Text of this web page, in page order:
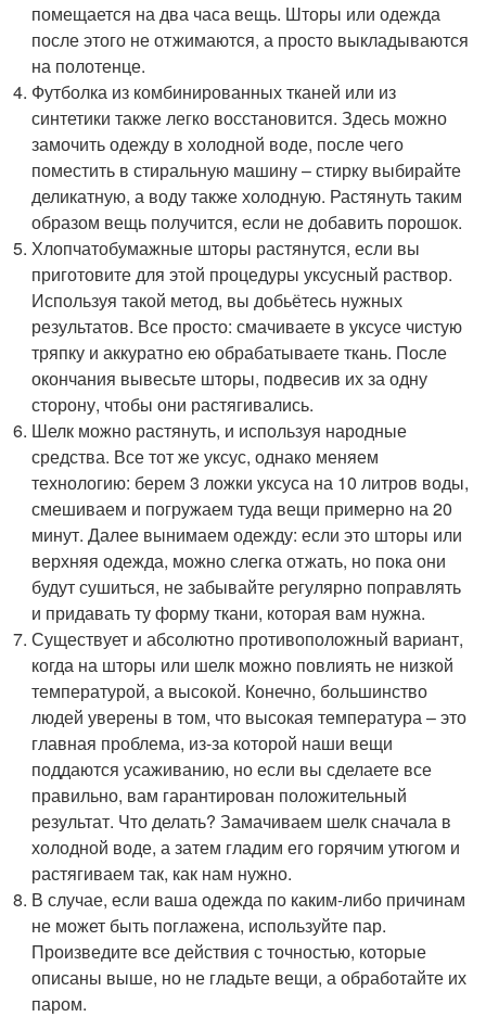
помещается на два часа вещь. Шторы или одежда
после этого не отжимаются, а просто выкладываются
на полотенце.
Футболка из комбинированных тканей или из
синтетики также легко восстановится. Здесь можно
замочить одежду в холодной воде, после чего
поместить в стиральную машину – стирку выбирайте
деликатную, а воду также холодную. Растянуть таким
образом вещь получится, если не добавить порошок.
Хлопчатобумажные шторы растянутся, если вы
приготовите для этой процедуры уксусный раствор.
Используя такой метод, вы добьётесь нужных
результатов. Все просто: смачиваете в уксусе чистую
тряпку и аккуратно ею обрабатываете ткань. После
окончания вывесьте шторы, подвесив их за одну
сторону, чтобы они растягивались.
Шелк можно растянуть, и используя народные
средства. Все тот же уксус, однако меняем
технологию: берем 3 ложки уксуса на 10 литров воды,
смешиваем и погружаем туда вещи примерно на 20
минут. Далее вынимаем одежду: если это шторы или
верхняя одежда, можно слегка отжать, но пока они
будут сушиться, не забывайте регулярно поправлять
и придавать ту форму ткани, которая вам нужна.
Существует и абсолютно противоположный вариант,
когда на шторы или шелк можно повлиять не низкой
температурой, а высокой. Конечно, большинство
людей уверены в том, что высокая температура – это
главная проблема, из-за которой наши вещи
поддаются усаживанию, но если вы сделаете все
правильно, вам гарантирован положительный
результат. Что делать? Замачиваем шелк сначала в
холодной воде, а затем гладим его горячим утюгом и
растягиваем так, как нам нужно.
В случае, если ваша одежда по каким-либо причинам
не может быть поглажена, используйте пар.
Произведите все действия с точностью, которые
описаны выше, но не гладьте вещи, а обработайте их
паром.